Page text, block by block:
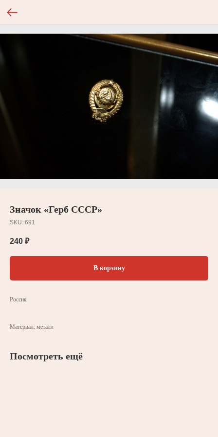
Значок «Герб СССР»
SKU: 691
240 ₽
В корзину
Россия
Материал: металл
Посмотреть ещё